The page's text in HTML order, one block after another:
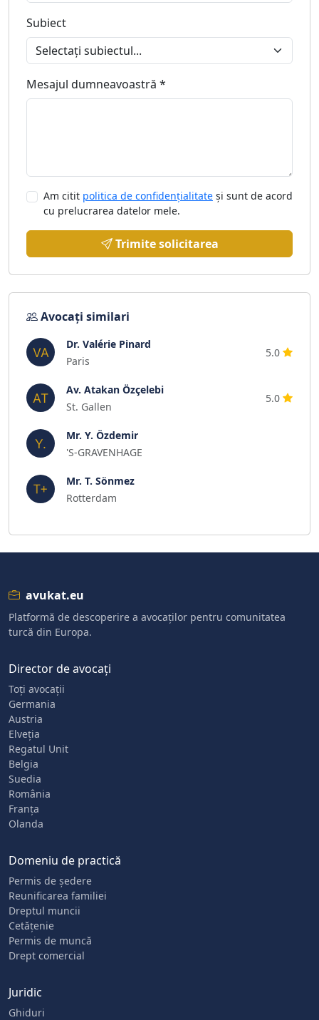
Subiect
Mesajul dumneavoastră *
Am citit politica de confidențialitate și sunt de acord
cu prelucrarea datelor mele.
Trimite solicitarea
Avocați similari
Dr. Valérie Pinard
Paris
5.0
Av. Atakan Özçelebi
St. Gallen
5.0
Mr. Y. Özdemir
'S-GRAVENHAGE
Mr. T. Sönmez
Rotterdam
avukat.eu
Platformă de descoperire a avocaților pentru comunitatea
turcă din Europa.
Director de avocați
Toți avocații
Germania
Austria
Elveția
Regatul Unit
Belgia
Suedia
România
Franța
Olanda
Domeniu de practică
Permis de ședere
Reunificarea familiei
Dreptul muncii
Cetățenie
Permis de muncă
Drept comercial
Juridic
Ghiduri